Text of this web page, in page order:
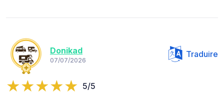
Donikad
07/07/2026
Traduire
5/5